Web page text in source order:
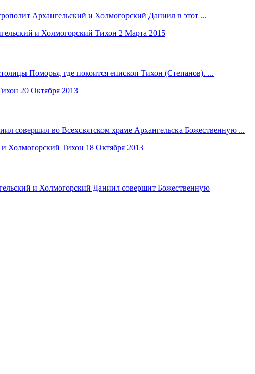
Архангельский и Холмогорский Даниил в этот ...
и Холмогорский Тихон 2 Марта 2015
Поморья, где покоится епископ Тихон (Степанов). ...
20 Октября 2013
совершил во Всехсвятском храме Архангельска Божественную ...
Холмогорский Тихон 18 Октября 2013
и Холмогорский Даниил совершит Божественную